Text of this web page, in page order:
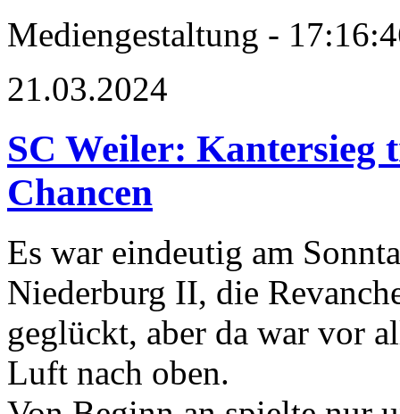
Mediengestaltung -
21.03.2024
SC Weiler: Kantersieg
Chancen
Es war eindeutig am
Niederburg II, die
geglückt, aber da war vor
Luft nach oben.